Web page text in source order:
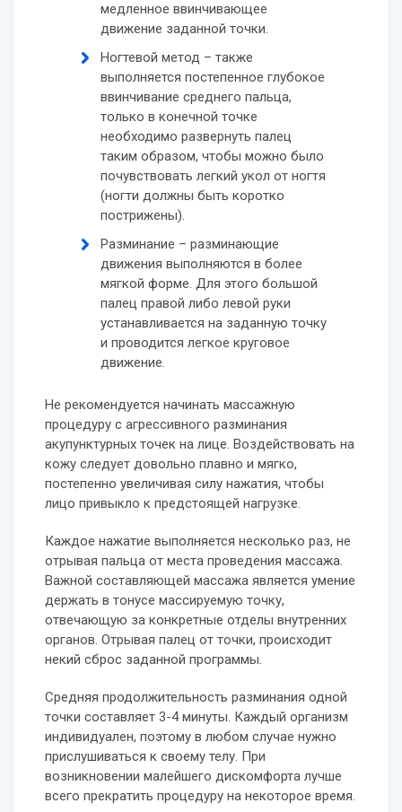
медленное ввинчивающее
движение заданной точки.
Ногтевой метод – также
выполняется постепенное глубокое
ввинчивание среднего пальца,
только в конечной точке
необходимо развернуть палец
таким образом, чтобы можно было
почувствовать легкий укол от ногтя
(ногти должны быть коротко
пострижены).
Разминание – разминающие
движения выполняются в более
мягкой форме. Для этого большой
палец правой либо левой руки
устанавливается на заданную точку
и проводится легкое круговое
движение.
Не рекомендуется начинать массажную
процедуру с агрессивного разминания
акупунктурных точек на лице. Воздействовать на
кожу следует довольно плавно и мягко,
постепенно увеличивая силу нажатия, чтобы
лицо привыкло к предстоящей нагрузке.
Каждое нажатие выполняется несколько раз, не
отрывая пальца от места проведения массажа.
Важной составляющей массажа является умение
держать в тонусе массируемую точку,
отвечающую за конкретные отделы внутренних
органов. Отрывая палец от точки, происходит
некий сброс заданной программы.
Средняя продолжительность разминания одной
точки составляет 3-4 минуты. Каждый организм
индивидуален, поэтому в любом случае нужно
прислушиваться к своему телу. При
возникновении малейшего дискомфорта лучше
всего прекратить процедуру на некоторое время.